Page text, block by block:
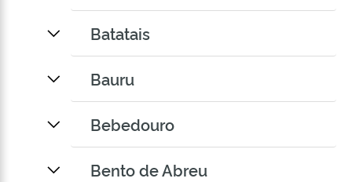
Batatais
Bauru
Bebedouro
Bento de Abreu